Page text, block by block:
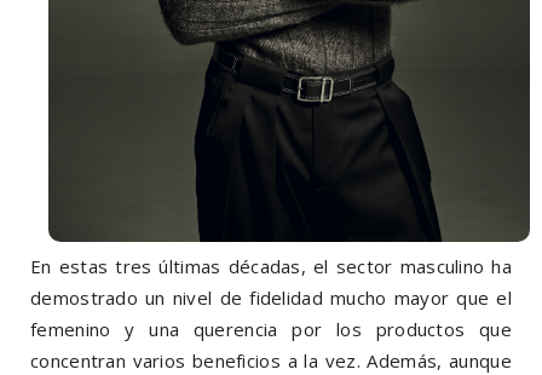
En estas tres últimas décadas, el sector mascu­lino ha
demostrado un nivel de fidelidad mucho mayor que el
femenino y una querencia por los productos que
concentran varios beneficios a la vez. Además, aunque